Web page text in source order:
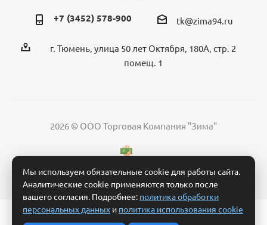
+7 (3452) 578-900 tk@zima94.ru
г. Тюмень, улица 50 лет Октября, 180А, стр. 2
помещ. 1
2026 © ООО Торговая Компания "Зима"
Политика обработки персональных данных
Мы используем обязательные cookie для работы сайта.
Аналитические cookie применяются только после
вашего согласия. Подробнее: политика обработки
персональных данных и политика использования cookie